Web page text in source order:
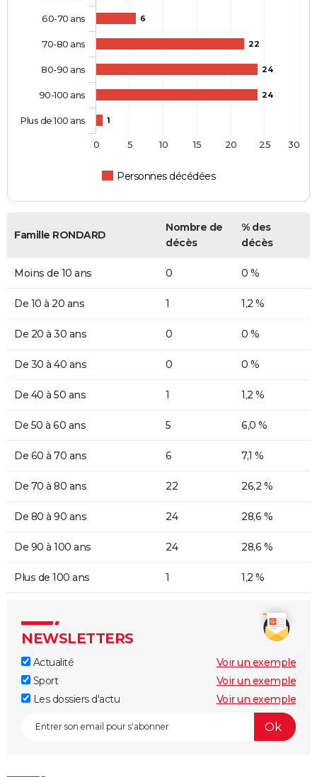
6
22
24
24
1
Personnes décédées
60-70 ans
70-80 ans
80-90 ans
90-100 ans
Plus de 100 ans
0 5 10 15 20 25 30
Famille RONDARD
Nombre de
décès
% des
décès
Moins de 10 ans 0 0 %
De 10 à 20 ans 1 1,2 %
De 20 à 30 ans 0 0 %
De 30 à 40 ans 0 0 %
De 40 à 50 ans 1 1,2 %
De 50 à 60 ans 5 6,0 %
De 60 à 70 ans 6 7,1 %
De 70 à 80 ans 22 26,2 %
De 80 à 90 ans 24 28,6 %
De 90 à 100 ans 24 28,6 %
Plus de 100 ans 1 1,2 %
NEWSLETTERS
Actualité
Voir un exemple
Sport
Voir un exemple
Les dossiers d'actu
Voir un exemple